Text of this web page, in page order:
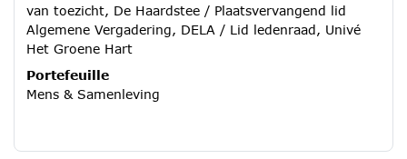
van toezicht, De Haardstee / Plaatsvervangend lid
Algemene Vergadering, DELA / Lid ledenraad, Univé
Het Groene Hart
Portefeuille
Mens & Samenleving